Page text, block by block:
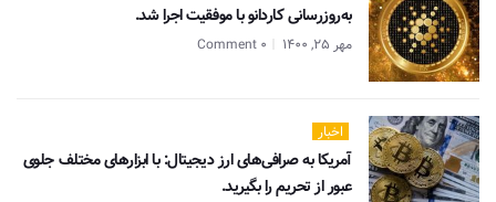
به‌روزرسانی کاردانو با موفقیت اجرا شد.
مهر 25, 1400 0 Comment
اخبار
آمریکا به صرافی‌های ارز دیجیتال: با ابزارهای مختلف جلوی
عبور از تحریم را بگیرید.